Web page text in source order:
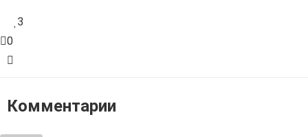
3
0
Комментарии